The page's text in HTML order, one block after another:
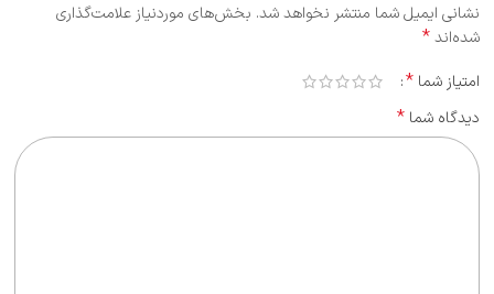
نشانی ایمیل شما منتشر نخواهد شد. بخش‌های موردنیاز علامت‌گذاری
شده‌اند*
امتیاز شما *
دیدگاه شما *